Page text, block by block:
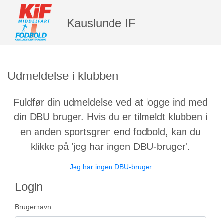
Kauslunde IF
Udmeldelse i klubben
Fuldfør din udmeldelse ved at logge ind med
din DBU bruger. Hvis du er tilmeldt klubben i
en anden sportsgren end fodbold, kan du
klikke på 'jeg har ingen DBU-bruger'.
Jeg har ingen DBU-bruger
Login
Brugernavn